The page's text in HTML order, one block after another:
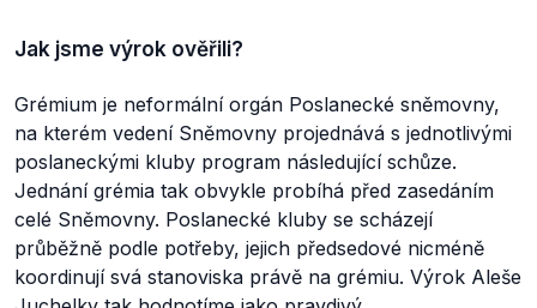
Jak jsme výrok ověřili?
Grémium je neformální orgán Poslanecké sněmovny,
na kterém vedení Sněmovny projednává s jednotlivými
poslaneckými kluby program následující schůze.
Jednání grémia tak obvykle probíhá před zasedáním
celé Sněmovny. Poslanecké kluby se scházejí
průběžně podle potřeby, jejich předsedové nicméně
koordinují svá stanoviska právě na grémiu. Výrok Aleše